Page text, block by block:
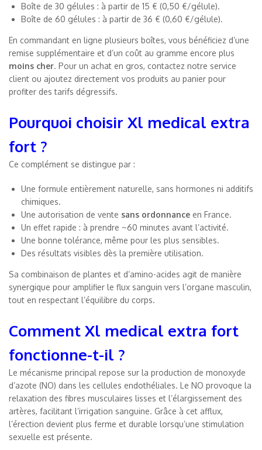
Boîte de 30 gélules : à partir de 15 € (0,50 €/gélule).
Boîte de 60 gélules : à partir de 36 € (0,60 €/gélule).
En commandant en ligne plusieurs boîtes, vous bénéficiez d’une
remise supplémentaire et d’un coût au gramme encore plus
moins cher. Pour un achat en gros, contactez notre service
client ou ajoutez directement vos produits au panier pour
profiter des tarifs dégressifs.
Pourquoi choisir Xl medical extra
fort ?
Ce complément se distingue par :
Une formule entièrement naturelle, sans hormones ni additifs
chimiques.
Une autorisation de vente sans ordonnance en France.
Un effet rapide : à prendre ~60 minutes avant l’activité.
Une bonne tolérance, même pour les plus sensibles.
Des résultats visibles dès la première utilisation.
Sa combinaison de plantes et d’amino-acides agit de manière
synergique pour amplifier le flux sanguin vers l’organe masculin,
tout en respectant l’équilibre du corps.
Comment Xl medical extra fort
fonctionne-t-il ?
Le mécanisme principal repose sur la production de monoxyde
d’azote (NO) dans les cellules endothéliales. Le NO provoque la
relaxation des fibres musculaires lisses et l’élargissement des
artères, facilitant l’irrigation sanguine. Grâce à cet afflux,
l’érection devient plus ferme et durable lorsqu’une stimulation
sexuelle est présente.